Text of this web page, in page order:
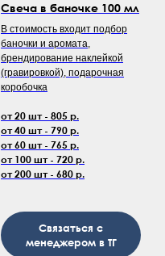
Свеча в баночке 100 мл
В стоимость входит подбор
баночки и аромата,
брендирование наклейкой
(гравировкой), подарочная
коробочка
от 20 шт - 805 р.
от 40 шт - 790 р.
от 60 шт - 765 р.
от 100 шт - 720 р.
от 200 шт - 680 р.
Связаться с
менеджером в ТГ